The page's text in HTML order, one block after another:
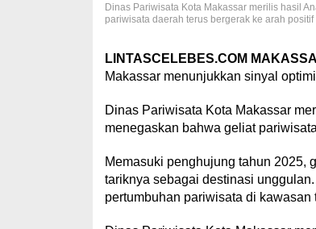
Dinas Pariwisata Kota Makassar merilis hasil
pariwisata daerah terus bergerak ke arah positif
LINTASCELEBES.COM
Makassar menunjukkan sinyal
Dinas Pariwisata Kota Makassar
menegaskan bahwa geliat
Memasuki penghujung tahun 2025,
tariknya sebagai destinasi
pertumbuhan pariwisata di kawasan